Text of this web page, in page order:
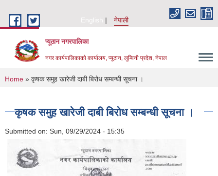
English
नेपाली
प्यूठान नगरपालिका
नगर कार्यपालिकाकाे कार्यालय, प्यूठान, लुम्विनी प्रदेश, नेपाल
You are here
Home » कृषक समुह खारेजी दाबी बिरोध सम्बन्धी सूचना ।
कृषक समुह खारेजी दाबी बिरोध सम्बन्धी सूचना ।
Submitted on: Sun, 09/29/2024 - 15:35